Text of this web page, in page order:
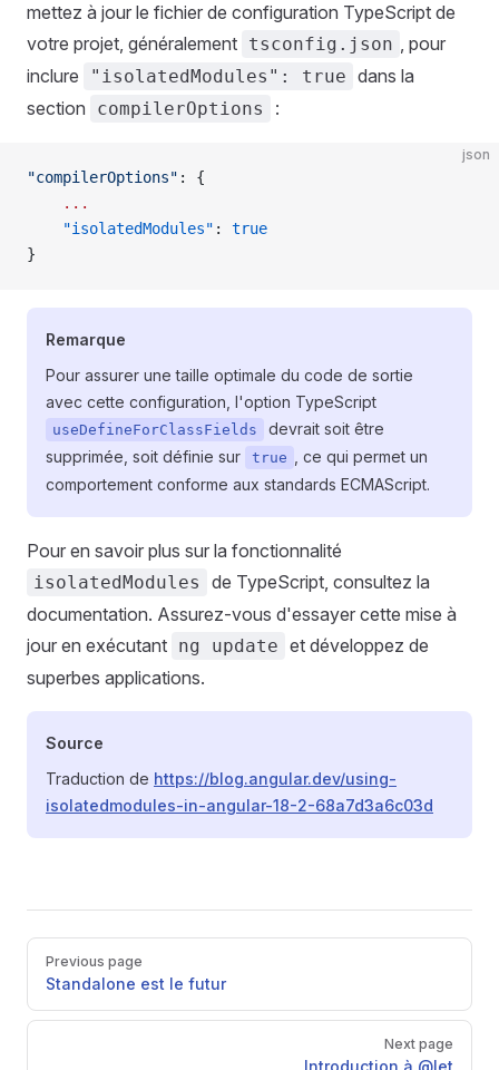
mettez à jour le fichier de configuration TypeScript de
votre projet, généralement tsconfig.json , pour
inclure
"isolatedModules": true dans la
section
compilerOptions :
json
"compilerOptions" : {
    ...
    "isolatedModules"
: true
}
Remarque
Pour assurer une taille optimale du code de sortie
avec cette configuration, l'option TypeScript
useDefineForClassFields
devrait soit être
supprimée, soit définie sur
true
, ce qui permet un
comportement conforme aux standards ECMAScript.
Pour en savoir plus sur la fonctionnalité
isolatedModules
de TypeScript, consultez la
documentation. Assurez-vous d'essayer cette mise à
jour en exécutant ng update et développez de
superbes applications.
Source
Traduction de https://blog.angular.dev/using-
isolatedmodules-in-angular-18-2-68a7d3a6c03d
Pager
Previous page
Standalone est le futur
Next page
Introduction à @let